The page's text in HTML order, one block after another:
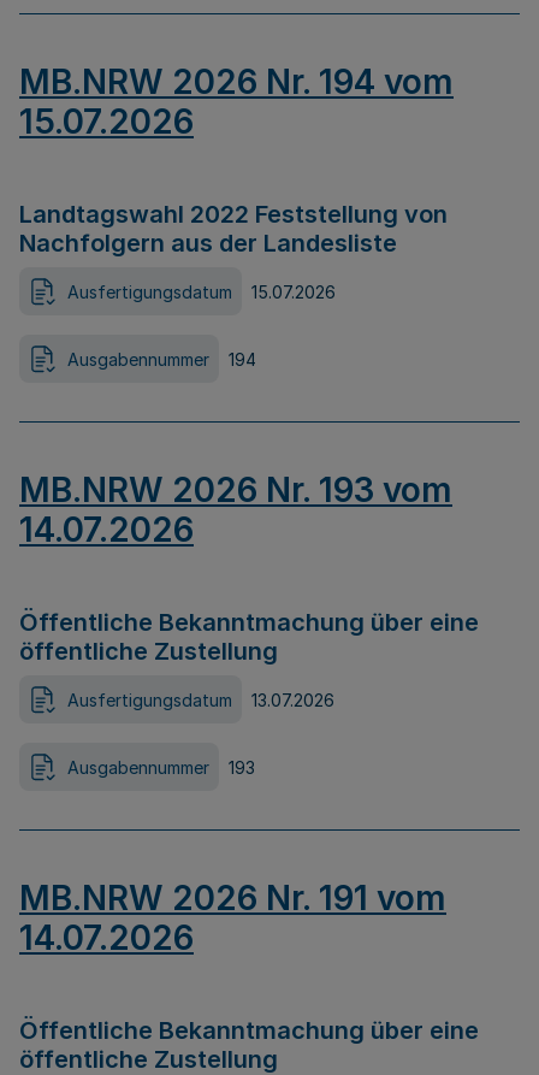
MB.NRW 2026 Nr. 194 vom
15.07.2026
Landtagswahl 2022 Feststellung von
Nachfolgern aus der Landesliste
Ausfertigungsdatum 15.07.2026
Ausgabennummer 194
MB.NRW 2026 Nr. 193 vom
14.07.2026
Öffentliche Bekanntmachung über eine
öffentliche Zustellung
Ausfertigungsdatum 13.07.2026
Ausgabennummer 193
MB.NRW 2026 Nr. 191 vom
14.07.2026
Öffentliche Bekanntmachung über eine
öffentliche Zustellung